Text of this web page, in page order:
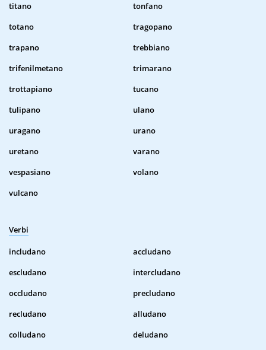
titano
tonfano
totano
tragopano
trapano
trebbiano
trifenilmetano
trimarano
trottapiano
tucano
tulipano
ulano
uragano
urano
uretano
varano
vespasiano
volano
vulcano
Verbi
includano
accludano
escludano
intercludano
occludano
precludano
recludano
alludano
colludano
deludano